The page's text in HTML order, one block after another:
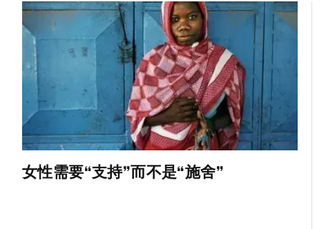
女性需要“支持”而不是“施舍”